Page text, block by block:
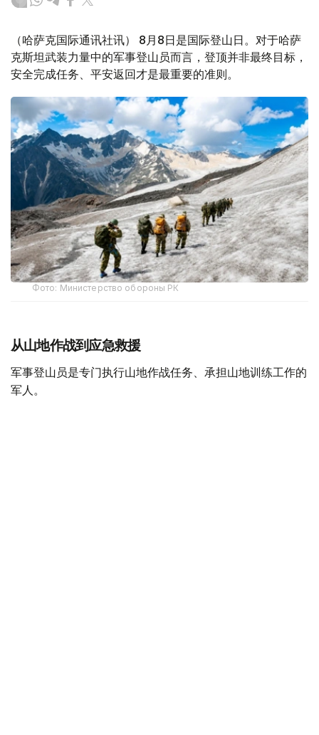
（哈萨克国际通讯社讯） 8月8日是国际登山日。对于哈萨
克斯坦武装力量中的军事登山员而言，登顶并非最终目标，
安全完成任务、平安返回才是最重要的准则。
Фото: Министерство обороны РК
从山地作战到应急救援
军事登山员是专门执行山地作战任务、承担山地训练工作的
军人。